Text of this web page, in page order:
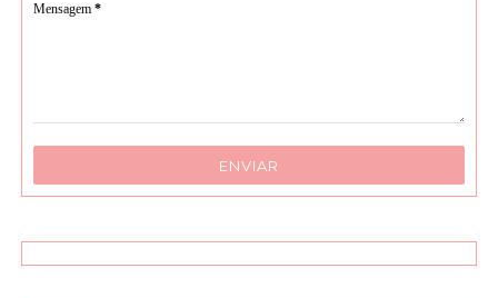
Mensagem*